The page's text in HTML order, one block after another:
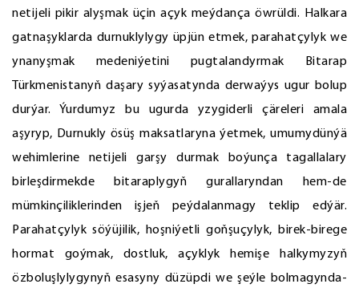
netijeli pikir alyşmak üçin açyk meýdança öwrüldi. Halkara
gatnaşyklarda durnuklylygy üpjün etmek, parahatçylyk we
ynanyşmak medeniýetini pugtalandyrmak Bitarap
Türkmenistanyň daşary syýasatynda derwaýys ugur bolup
durýar. Ýurdumyz bu ugurda yzygiderli çäreleri amala
aşyryp, Durnukly ösüş maksatlaryna ýetmek, umumydünýä
wehimlerine netijeli garşy durmak boýunça tagallalary
birleşdirmekde bitaraplygyň gurallaryndan hem-de
mümkinçiliklerinden işjeň peýdalanmagy teklip edýär.
Parahatçylyk söýüjilik, hoşniýetli goňşuçylyk, birek-birege
hormat goýmak, dostluk, açyklyk hemişe halkymyzyň
özboluşlylygynyň esasyny düzüpdi we şeýle bolmagynda-